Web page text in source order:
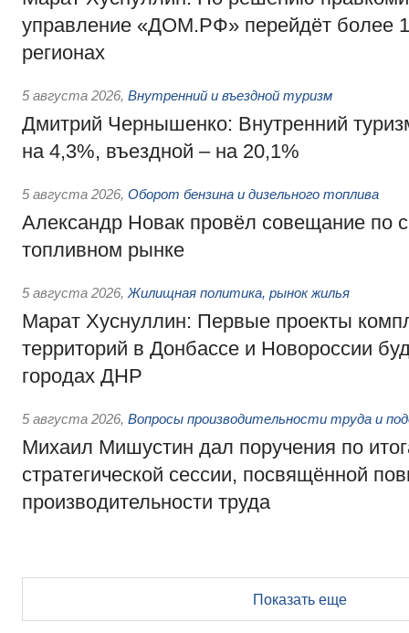
управление «ДОМ.РФ» перейдёт более
регионах
5 августа 2026, Внутренний и въездной туризм
Дмитрий Чернышенко: Внутренний
на 4,3%, въездной – на 20,1%
5 августа 2026, Оборот бензина и дизельного топлива
Александр Новак провёл совещание по
топливном рынке
5 августа 2026, Жилищная политика, рынок жилья
Марат Хуснуллин: Первые проекты
территорий в Донбассе и Новороссии
городах ДНР
5 августа 2026, Вопросы производительности труда и
Михаил Мишустин дал поручения по
стратегической сессии, посвящённой
производительности труда
Показать еще